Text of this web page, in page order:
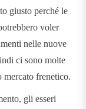
giusto perché le
voler
nelle nuove
ci sono molte
mercato frenetico.
gli esseri